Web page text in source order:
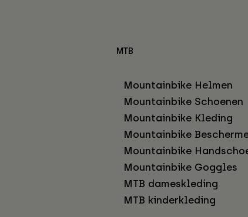
MTB
Mountainbike Helmen
Mountainbike Schoenen
Mountainbike Kleding
Mountainbike
Mountainbike
Mountainbike Goggles
MTB dameskleding
MTB kinderkleding